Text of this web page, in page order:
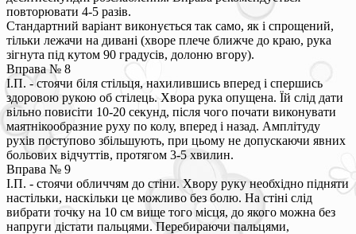
повторювати 4-5 разів.
Стандартний варіант виконується так само, як і спрощений,
тільки лежачи на дивані (хворе плече ближче до краю, рука
зігнута під кутом 90 градусів, долоню вгору).
Вправа № 8
І.П. - стоячи біля стільця, нахилившись вперед і спершись
здоровою рукою об стілець. Хвора рука опущена. Їй слід дати
вільно повисіти 10-20 секунд, після чого почати виконувати
маятнікообразние руху по колу, вперед і назад. Амплітуду
рухів поступово збільшують, при цьому не допускаючи явних
больових відчуттів, протягом 3-5 хвилин.
Вправа № 9
І.П. - стоячи обличчям до стіни. Хвору руку необхідно підняти
настільки, наскільки це можливо без болю. На стіні слід
вибрати точку на 10 см вище того місця, до якого можна без
напруги дістати пальцями. Перебираючи пальцями,